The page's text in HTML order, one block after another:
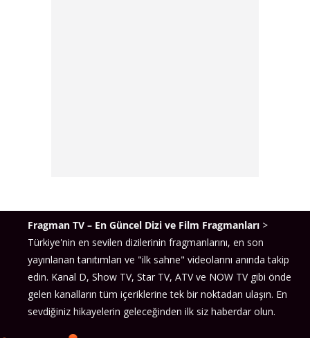
Fragman TV – En Güncel Dizi ve Film Fragmanları >
Türkiye'nin en sevilen dizilerinin fragmanlarını, en son
yayınlanan tanıtımları ve "ilk sahne" videolarını anında takip
edin. Kanal D, Show TV, Star TV, ATV ve NOW TV gibi önde
gelen kanalların tüm içeriklerine tek bir noktadan ulaşın. En
sevdiğiniz hikayelerin geleceğinden ilk siz haberdar olun.